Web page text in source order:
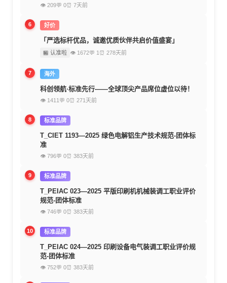
👁 209💬 0⏰ 7天前
6 好价
「严选标杆优品，诚邀优质伙伴共启价值盛宴」
🏪 认准啦 👁 1672💬 1 ⏰ 278天前
7 海外
科创领航·标准先行——全球顶尖产品席位虚位以待！
👁 1411 💬 0⏰ 271天前
8 标准品牌
T_CIET 1193—2025 绿色电解铝生产技术规范-团体标
准
👁 796💬 0⏰ 383天前
9 标准品牌
T_PEIAC 023—2025 平版印刷机机械装调工职业评价
规范-团体标准
👁 746💬 0⏰ 383天前
10 标准品牌
T_PEIAC 024—2025 印刷设备电气装调工职业评价规
范-团体标准
👁 752💬 0⏰ 383天前